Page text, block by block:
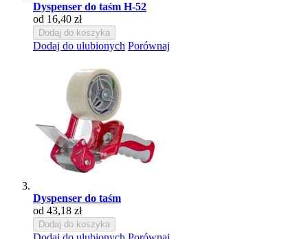
Dyspenser do taśm H-52
od 16,40 zł
Dodaj do koszyka
Dodaj do ulubionych Porównaj
Dyspenser do taśm
od 43,18 zł
Dodaj do koszyka